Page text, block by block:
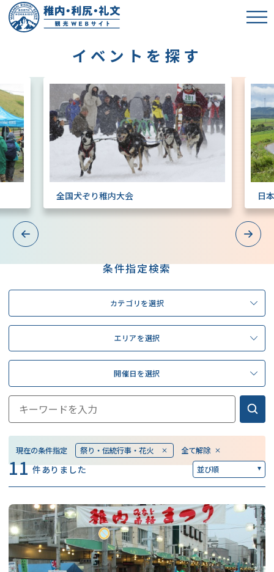
イベントを探す
Previous
全国犬ぞり稚内大会 日
Next
条件指定検索
カテゴリを選択
エリアを選択
開催日を選択
現在の条件指定 祭り・伝統行事・花火 全て解除
11 件ありました 並び順